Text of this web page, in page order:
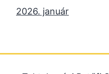
2026. január